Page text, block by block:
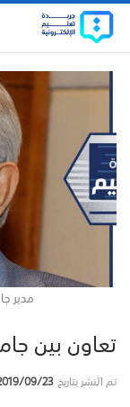
مدير
تعاون بين
تم النشر بتاريخ09/23